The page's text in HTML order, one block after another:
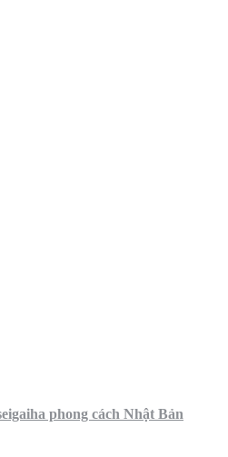
phong cách Nhật Bản